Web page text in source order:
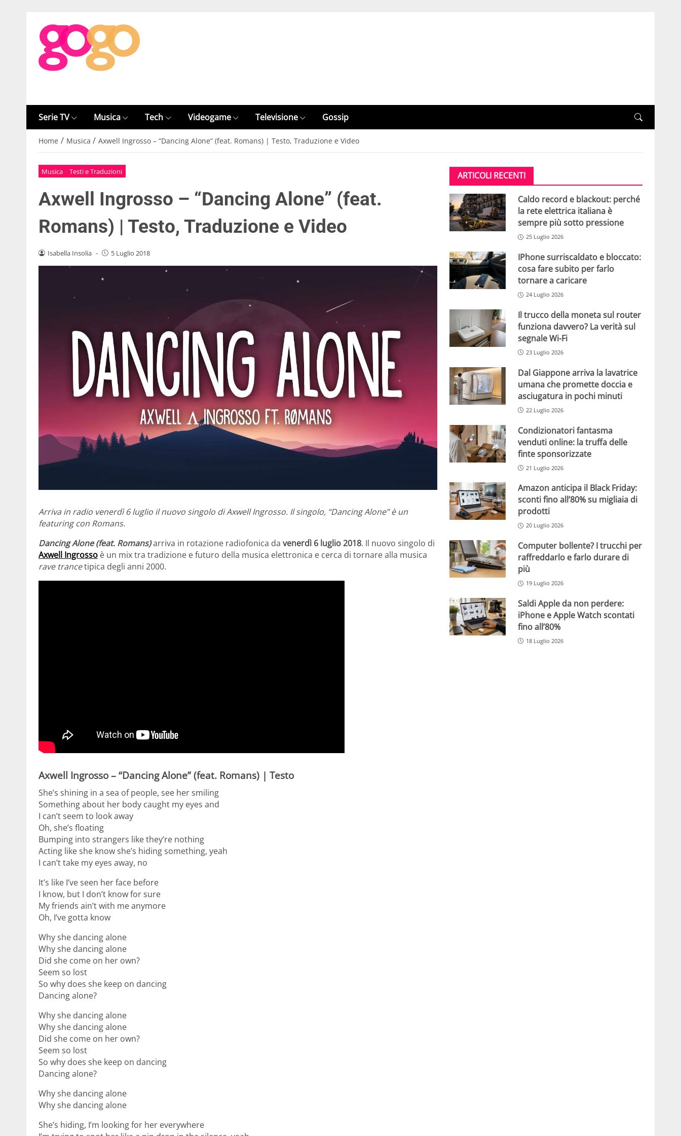
Serie TV Musica Tech Videogame Televisione Gossip
Home / Musica / Axwell Ingrosso – “Dancing Alone” (feat. Romans) | Testo, Traduzione e Video
Musica Testi e Traduzioni
Axwell Ingrosso – “Dancing Alone” (feat.
Romans) | Testo, Traduzione e Video
Isabella Insolia - 5 Luglio 2018
Arriva in radio venerdì 6 luglio il nuovo singolo di Axwell Ingrosso. Il singolo, “Dancing Alone” è un
featuring con Romans.
Dancing Alone (feat. Romans)arriva in rotazione radiofonica da venerdì 6 luglio 2018. Il nuovo singolo di
Axwell Ingrosso è un mix tra tradizione e futuro della musica elettronica e cerca di tornare alla musica
rave trancetipica degli anni 2000.
Axwell Ingrosso – “Dancing Alone” (feat. Romans) | Testo
She’s shining in a sea of people, see her smiling
Something about her body caught my eyes and
I can’t seem to look away
Oh, she’s floating
Bumping into strangers like they’re nothing
Acting like she know she’s hiding something, yeah
I can’t take my eyes away, no
It’s like I’ve seen her face before
I know, but I don’t know for sure
My friends ain’t with me anymore
Oh, I’ve gotta know
Why she dancing alone
Why she dancing alone
Did she come on her own?
Seem so lost
So why does she keep on dancing
Dancing alone?
Why she dancing alone
Why she dancing alone
Did she come on her own?
Seem so lost
So why does she keep on dancing
Dancing alone?
Why she dancing alone
Why she dancing alone
She’s hiding, I’m looking for her everywhere
ARTICOLI RECENTI
Caldo record e blackout: perché
la rete elettrica italiana è
sempre più sotto pressione
25 Luglio 2026
IPhone surriscaldato e bloccato:
cosa fare subito per farlo
tornare a caricare
24 Luglio 2026
Il trucco della moneta sul router
funziona davvero? La verità sul
segnale Wi-Fi
23 Luglio 2026
Dal Giappone arriva la lavatrice
umana che promette doccia e
asciugatura in pochi minuti
22 Luglio 2026
Condizionatori fantasma
venduti online: la truffa delle
finte sponsorizzate
21 Luglio 2026
Amazon anticipa il Black Friday:
sconti fino all’80% su migliaia di
prodotti
20 Luglio 2026
Computer bollente? I trucchi per
raffreddarlo e farlo durare di
più
19 Luglio 2026
Saldi Apple da non perdere:
iPhone e Apple Watch scontati
fino all’80%
18 Luglio 2026